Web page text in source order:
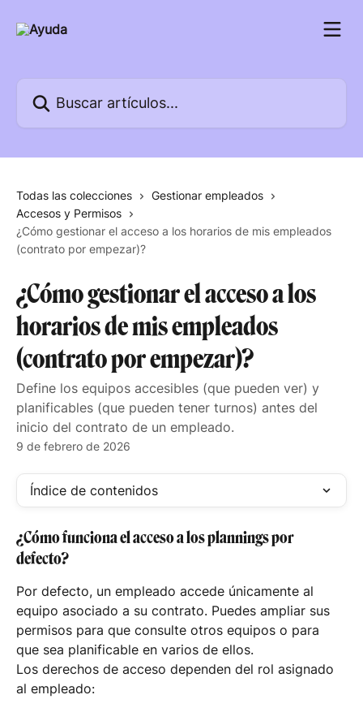
Todas las colecciones
Gestionar empleados
Accesos y Permisos
¿Cómo gestionar el acceso a los horarios de mis empleados
(contrato por empezar)?
¿Cómo gestionar el acceso a los
horarios de mis empleados
(contrato por empezar)?
Define los equipos accesibles (que pueden ver) y
planificables (que pueden tener turnos) antes del
inicio del contrato de un empleado.
9 de febrero de 2026
Índice de contenidos
¿Cómo funciona el acceso a los plannings por
defecto?
Por defecto, un empleado accede únicamente al
equipo asociado a su contrato. Puedes ampliar sus
permisos para que consulte otros equipos o para
que sea planificable en varios de ellos.
Los derechos de acceso dependen del rol asignado
al empleado: